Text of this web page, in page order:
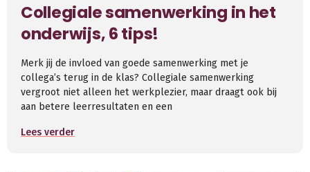
Collegiale samenwerking in het
onderwijs, 6 tips!
Merk jij de invloed van goede samenwerking met je
collega’s terug in de klas? Collegiale samenwerking
vergroot niet alleen het werkplezier, maar draagt ook bij
aan betere leerresultaten en een
Lees verder